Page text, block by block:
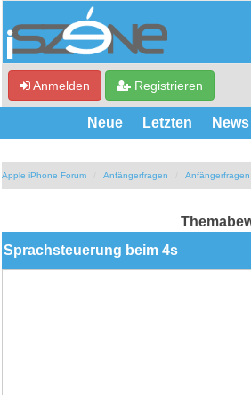
Anmelden Registrieren
Neue Letzten News
Apple iPhone Forum Anfängerfragen
Sprachsteuerung beim 4s